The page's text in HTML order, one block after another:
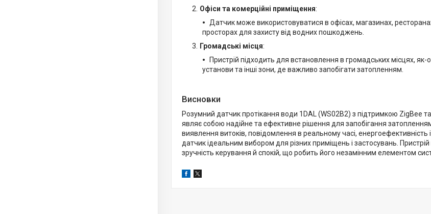
Офіси та комерційні приміщення:
Датчик може використовуватися в офісах, магазинах,
просторах для захисту від водних пошкоджень.
Громадські місця:
Пристрій підходить для встановлення в громадських місцях, як-
установи та інші зони, де важливо запобігати затопленням.
Висновки
Розумний датчик протікання води 1DAL (WS02B2) з підтримкою ZigBee
являє собою надійне та ефективне рішення для запобігання
виявлення витоків, повідомлення в реальному часі,
датчик ідеальним вибором для різних приміщень і застосувань.
зручність керування й спокій, що робить його незамінним елементом